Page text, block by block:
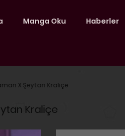
Manga Oku Haberler
X Şeytan Kraliçe
Kraliçe